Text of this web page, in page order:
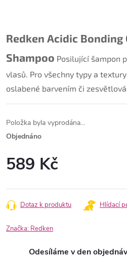
Redken Acidic
Shampoo Posilující šampon
vlasů. Pro všechny typy a
oslabené barvením či
Položka byla vyprodána…
Objednáno
589 Kč
cena:
Dotaz k produktu Hlídací
Značka: Redken
Odesíláme v den